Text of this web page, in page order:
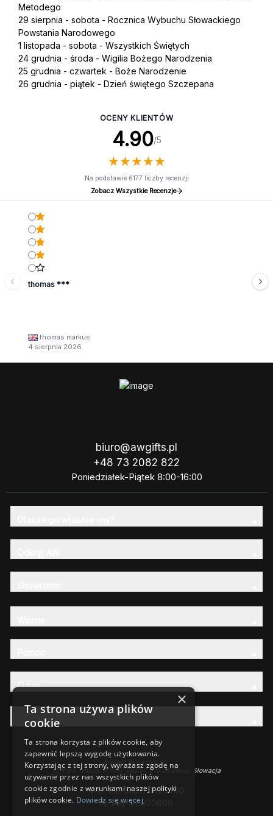
Metodego
29 sierpnia - sobota - Rocznica Wybuchu Słowackiego
Powstania Narodowego
1 listopada - sobota - Wszystkich Świętych
24 grudnia - środa - Wigilia Bożego Narodzenia
25 grudnia - czwartek - Boże Narodzenie
26 grudnia - piątek - Dzień świętego Szczepana
OCENY KLIENTÓW
4.90/5
★★★★★
★★★★★
Na podstawie 6177 liczby recenzji
Zobacz Wszystkie Recenzje
thomas ***
thomas markus
4 sierpnia 2026
biuro@awgifts.pl
+48 73 2082 822
Poniedziałek-Piątek 8:00-16:00
O nas
Rodzina AW
Ancient Wisdom s.r.o.,
CTPark Trnava, Prílohy 583/57, 919 26 Zavar, Słowacja
VAT-EU: SK2120525440
Nr Rej.: 50920600
×
Ta strona używa plików
cookie
Ta strona korzysta z plików cookie, aby
zapewnić lepszą wygodę użytkowania.
Korzystając z tej strony, wyrażasz zgodę na
używanie przez nas wszystkich plików
cookie zgodnie z warunkami naszej polityki
plików cookie. Dowiedz się więcej